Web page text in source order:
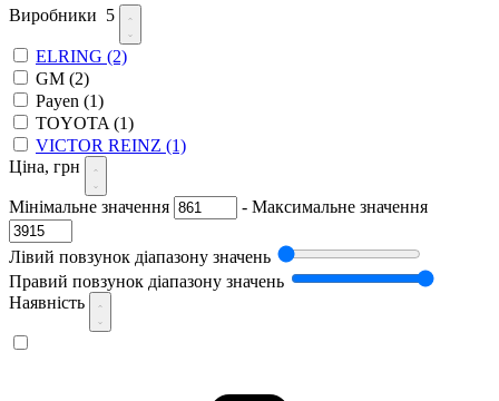
Виробники 5
ELRING (2)
GM (2)
Payen (1)
TOYOTA (1)
VICTOR REINZ (1)
Ціна, грн
Мінімальне значення - Максимальне значення
Лівий повзунок діапазону значень
Правий повзунок діапазону значень
Наявність